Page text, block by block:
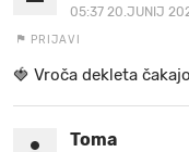
05:37 20.JUNIJ
PRIJAVI
🍓 V r o č a d e k l e t a ča
Toma